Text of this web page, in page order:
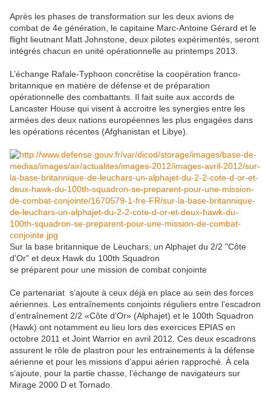
Après les phases de transformation sur les deux avions de
combat de 4e génération, le capitaine Marc-Antoine Gérard et le
flight lieutnant Matt Johnstone, deux pilotes expérimentés, seront
intégrés chacun en unité opérationnelle au printemps 2013.
L’échange Rafale-Typhoon concrétise la coopération franco-
britannique en matière de défense et de préparation
opérationnelle des combattants. Il fait suite aux accords de
Lancaster House qui visent à accroitre les synergies entre les
armées des deux nations européennes les plus engagées dans
les opérations récentes (Afghanistan et Libye).
Sur la base britannique de Leuchars, un Alphajet du 2/2 "Côte
d'Or" et deux Hawk du 100th Squadron
se préparent pour une mission de combat conjointe
Ce partenariat s’ajoute à ceux déjà en place au sein des forces
aériennes. Les entraînements conjoints réguliers entre l’escadron
d’entraînement 2/2 «Côte d’Or» (Alphajet) et le 100th Squadron
(Hawk) ont notamment eu lieu lors des exercices EPIAS en
octobre 2011 et Joint Warrior en avril 2012. Ces deux escadrons
assurent le rôle de plastron pour les entrainements à la défense
aérienne et pour les missions d’appui aérien rapproché. À cela
s’ajoute, pour la partie chasse, l’échange de navigateurs sur
Mirage 2000 D et Tornado.